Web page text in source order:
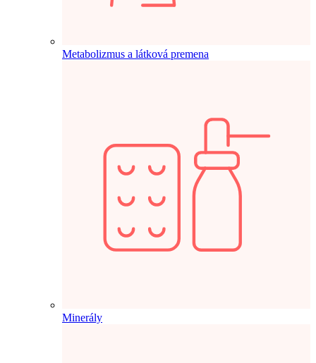
Metabolizmus a látková premena
Minerály